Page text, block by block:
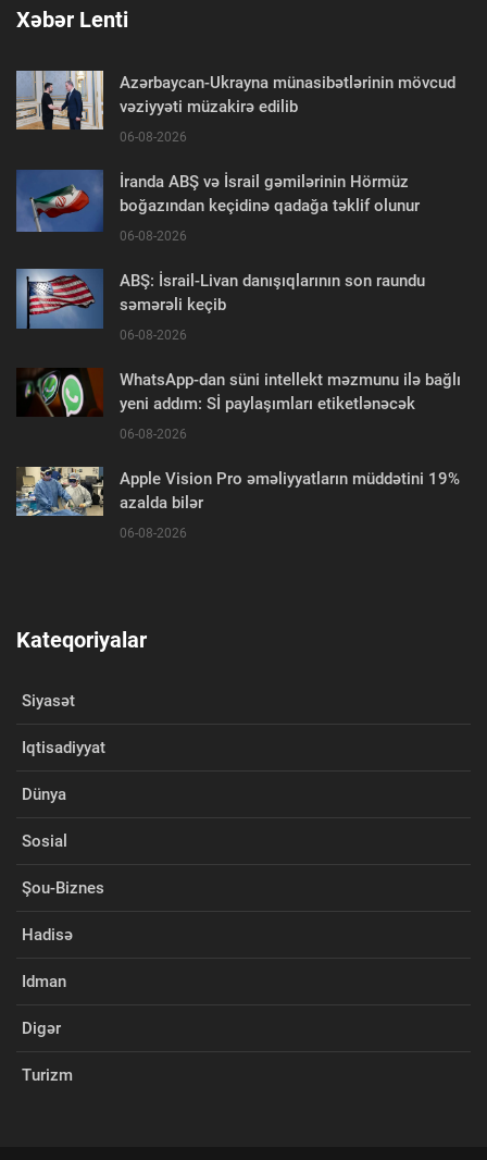
Xəbər Lenti
Azərbaycan-Ukrayna münasibətlərinin mövcud
vəziyyəti müzakirə edilib
06-08-2026
İranda ABŞ və İsrail gəmilərinin Hörmüz
boğazından keçidinə qadağa təklif olunur
06-08-2026
ABŞ: İsrail-Livan danışıqlarının son raundu
səmərəli keçib
06-08-2026
WhatsApp-dan süni intellekt məzmunu ilə bağlı
yeni addım: Sİ paylaşımları etiketlənəcək
06-08-2026
Apple Vision Pro əməliyyatların müddətini 19%
azalda bilər
06-08-2026
Kateqoriyalar
Siyasət
Iqtisadiyyat
Dünya
Sosial
Şou-Biznes
Hadisə
Idman
Digər
Turizm